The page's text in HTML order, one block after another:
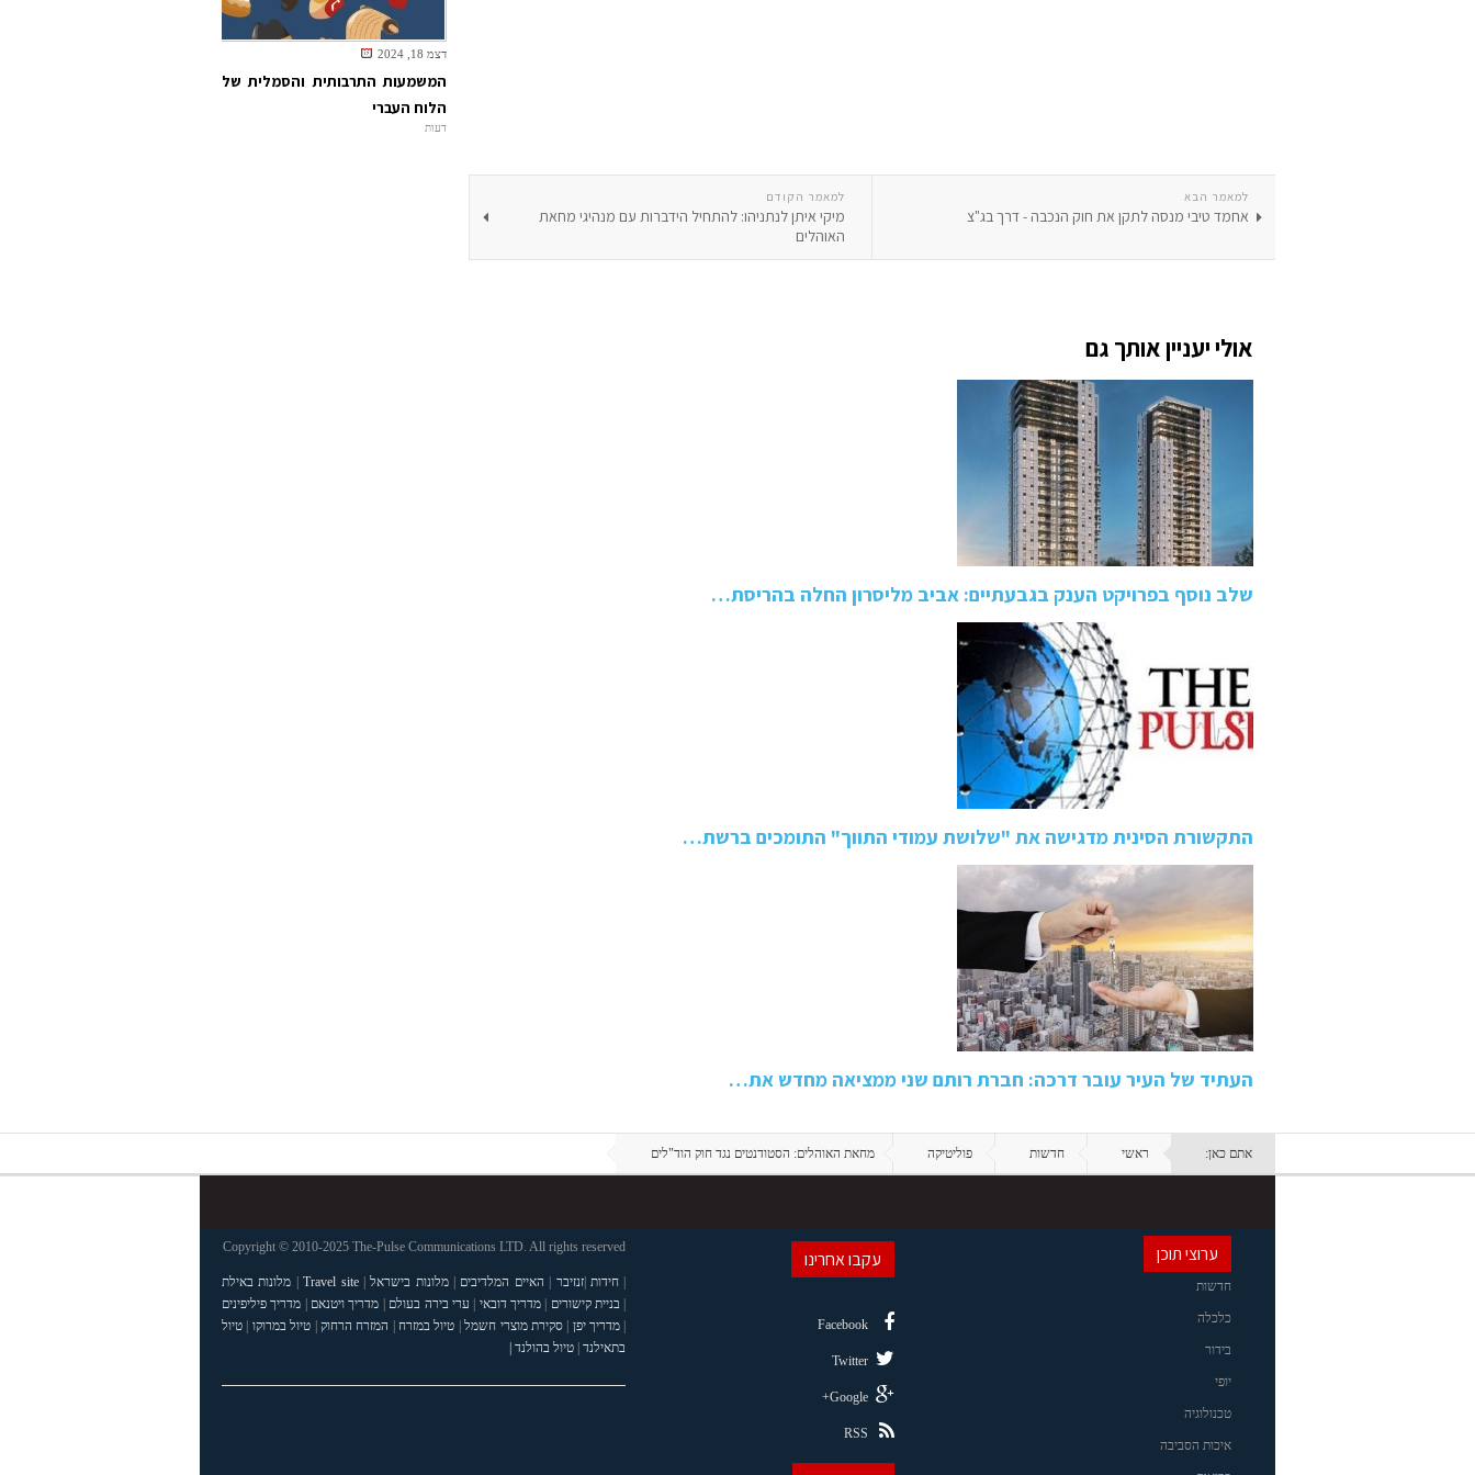
למאמר הקודם
מיקי איתן לנתניהו: להתחיל הידברות עם מנהיגי מחאת
האוהלים
למאמר הבא
אחמד טיבי מנסה לתקן את חוק הנכבה - דרך בג"צ
אולי יעניין אותך גם
שלב נוסף בפרויקט הענק בגבעתיים: אביב מליסרון החלה בהריסת…
התקשורת הסינית מדגישה את "שלושת עמודי התווך" התומכים ברשת…
העתיד של העיר עובר דרכה: חברת רותם שני ממציאה מחדש את…
דצמ 18, 2024
המשמעות התרבותית והסמלית של
הלוח העברי
דעות
אתם כאן: ראשי חדשות פוליטיקה מחאת האוהלים: הסטודנטים נגד חוק הוד"לים
ערוצי תוכן
חדשות
כלכלה
בידור
יופי
טכנולוגיה
איכות הסביבה
עקבו אחרינו
Facebook
Twitter
Google+
RSS
Copyright © 2010-2025 The-Pulse Communications LTD. All rights reserved
| חידות |זנזיבר | האיים המלדיבים |מלונות בישראל|
Travel site
| מלונות באילת
| בניית קישורים |מדריך דובאי | ערי בירה בעולם | מדריך ויטנאם | מדריך פיליפינים
| מדריך יפן |סקירת מוצרי חשמל| טיול במזרח | המזרח הרחוק | טיול במרוקו | טיול
בתאילנד| טיול בהולנד |